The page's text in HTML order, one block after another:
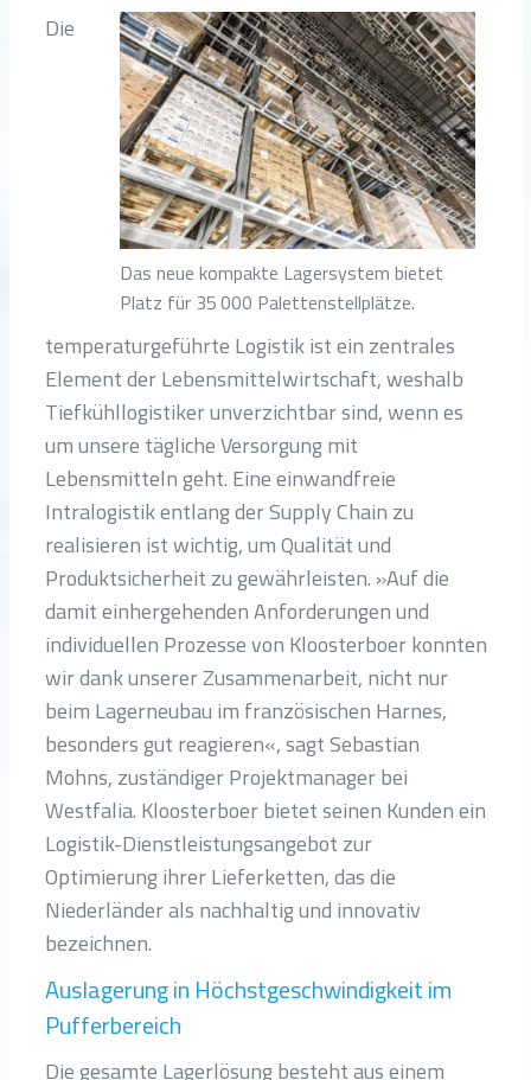
Das neue kompakte Lagersystem bietet
Platz für 35 000 Palettenstellplätze.
Die
temperaturgeführte Logistik ist ein zentrales
Element der Lebensmittelwirtschaft, weshalb
Tiefkühllogistiker unverzichtbar sind, wenn es
um unsere tägliche Versorgung mit
Lebensmitteln geht. Eine einwandfreie
Intralogistik entlang der Supply Chain zu
realisieren ist wichtig, um Qualität und
Produktsicherheit zu gewährleisten. »Auf die
damit einhergehenden Anforderungen und
individuellen Prozesse von Kloosterboer konnten
wir dank unserer Zusammenarbeit, nicht nur
beim Lagerneubau im französischen Harnes,
besonders gut reagieren«, sagt Sebastian
Mohns, zuständiger Projektmanager bei
Westfalia. Kloosterboer bietet seinen Kunden ein
Logistik-Dienstleistungsangebot zur
Optimierung ihrer Lieferketten, das die
Niederländer als nachhaltig und innovativ
bezeichnen.
Auslagerung in Höchstgeschwindigkeit im
Pufferbereich
Die gesamte Lagerlösung besteht aus einem